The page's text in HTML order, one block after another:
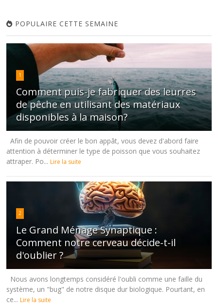
POPULAIRE CETTE SEMAINE
1
Comment puis-je fabriquer des leurres
de pêche en utilisant des matériaux
disponibles à la maison?
Afin de pouvoir créer le bon appât, vous devez d'abord faire
attention à déterminer le type de poisson que vous souhaitez
attraper. Po... Lire la suite
2
Le Grand Ménage Synaptique :
Comment notre cerveau décide-t-il
d'oublier ?
Nous avons longtemps considéré l'oubli comme une faille du
système, un "bug" de notre disque dur biologique. Pourtant, en
ce... Lire la suite